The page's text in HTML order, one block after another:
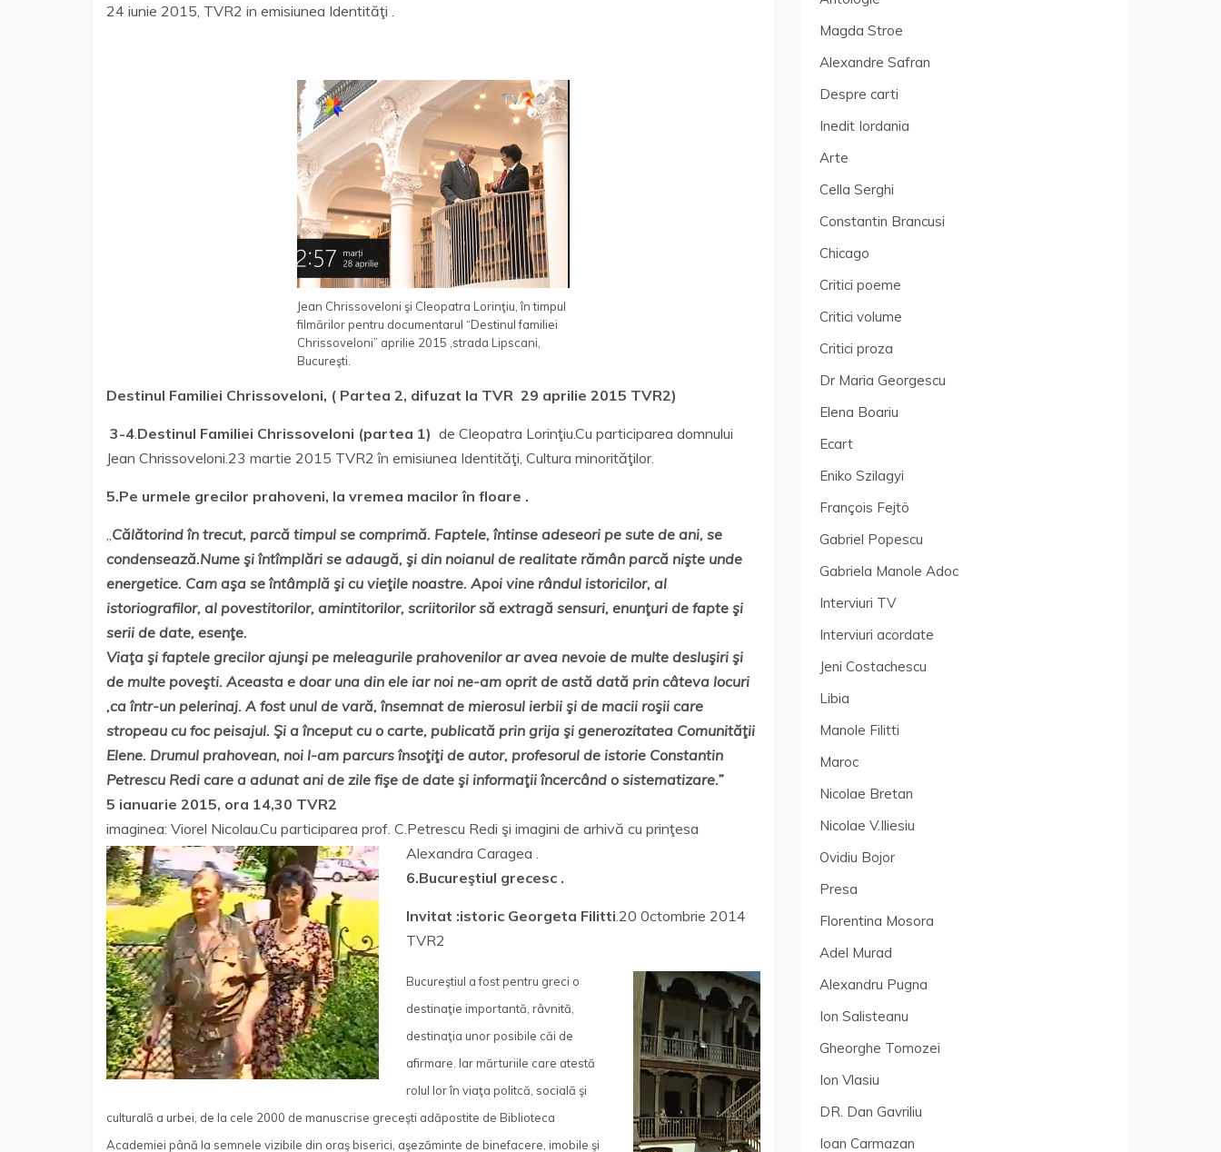
24 iunie 2015, TVR2 in emisiunea Identităţi .
Jean Chrissoveloni şi Cleopatra Lorinţiu, în timpul
filmărilor pentru documentarul “Destinul familiei
Chrissoveloni” aprilie 2015 ,strada Lipscani,
Bucureşti.
Destinul Familiei Chrissoveloni, ( Partea 2, difuzat la TVR 29 aprilie 2015 TVR2)
3-4.Destinul Familiei Chrissoveloni (partea 1) de Cleopatra Lorinţiu.Cu participarea domnului
Jean Chrissoveloni.23 martie 2015 TVR2 în emisiunea Identităţi, Cultura minorităţilor.
5.Pe urmele grecilor prahoveni, la vremea macilor în floare .
„Călătorind în trecut, parcă timpul se comprimă. Faptele, întinse adeseori pe sute de ani, se
condensează.Nume şi întîmplări se adaugă, şi din noianul de realitate rămân parcă nişte unde
energetice. Cam aşa se întâmplă şi cu vieţile noastre. Apoi vine rândul istoricilor, al
istoriografilor, al povestitorilor, amintitorilor, scriitorilor să extragă sensuri, enunţuri de fapte şi
serii de date, esenţe.
Viaţa şi faptele grecilor ajunşi pe meleagurile prahovenilor ar avea nevoie de multe desluşiri şi
de multe poveşti. Aceasta e doar una din ele iar noi ne-am oprit de astă dată prin câteva locuri
,ca într-un pelerinaj. A fost unul de vară, însemnat de mierosul ierbii şi de macii roşii care
stropeau cu foc peisajul. Şi a început cu o carte, publicată prin grija şi generozitatea Comunităţii
Elene. Drumul prahovean, noi l-am parcurs însoţiţi de autor, profesorul de istorie Constantin
Petrescu Redi care a adunat ani de zile fişe de date şi informaţii încercând o sistematizare.”
5 ianuarie 2015, ora 14,30 TVR2
imaginea: Viorel Nicolau.Cu participarea prof. C.Petrescu Redi şi imagini de arhivă cu prinţesa
Alexandra Caragea .
6.Bucureştiul grecesc .
Invitat :istoric Georgeta Filitti.20 0ctombrie 2014
TVR2
Bucureştiul a fost pentru greci o
destinaţie importantă, râvnită,
destinaţia unor posibile căi de
afirmare. Iar mărturiile care atestă
rolul lor în viaţa politcă, socială şi
culturală a urbei, de la cele 2000 de manuscrise greceşti adăpostite de Biblioteca
Academiei până la semnele vizibile din oraş biserici, aşezăminte de binefacere, imobile şi
Magda Stroe
Alexandre Safran
Despre carti
Inedit Iordania
Arte
Cella Serghi
Constantin Brancusi
Chicago
Critici poeme
Critici volume
Critici proza
Dr Maria Georgescu
Elena Boariu
Ecart
Eniko Szilagyi
François Fejtö
Gabriel Popescu
Gabriela Manole Adoc
Interviuri TV
Interviuri acordate
Jeni Costachescu
Libia
Manole Filitti
Maroc
Nicolae Bretan
Nicolae V.Iliesiu
Ovidiu Bojor
Presa
Florentina Mosora
Adel Murad
Alexandru Pugna
Ion Salisteanu
Gheorghe Tomozei
Ion Vlasiu
DR. Dan Gavriliu
Ioan Carmazan